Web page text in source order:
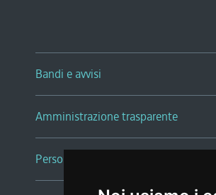
Bandi e avvisi
Amministrazione trasparente
Persone e Uffici